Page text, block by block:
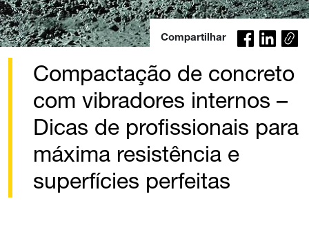
Compartilhar
Co
py
k
Compactação de concreto
com vibradores internos –
Dicas de profissionais para
máxima resistência e
superfícies perfeitas